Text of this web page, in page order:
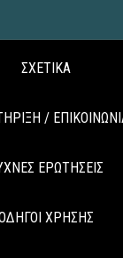
ΣΧΕΤΙΚΑ
/
ΕΡΩΤΗΣΕΙΣ
ΧΡΗΣΗΣ